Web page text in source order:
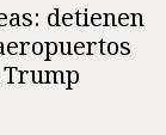
detienen